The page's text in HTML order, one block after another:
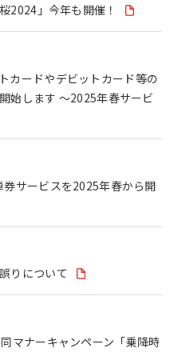
2024」今年も開催！
カードやデビットカード等の
始します ～2025年春サービ
サービスを2025年春から開
りについて
マナーキャンペーン「乗降時